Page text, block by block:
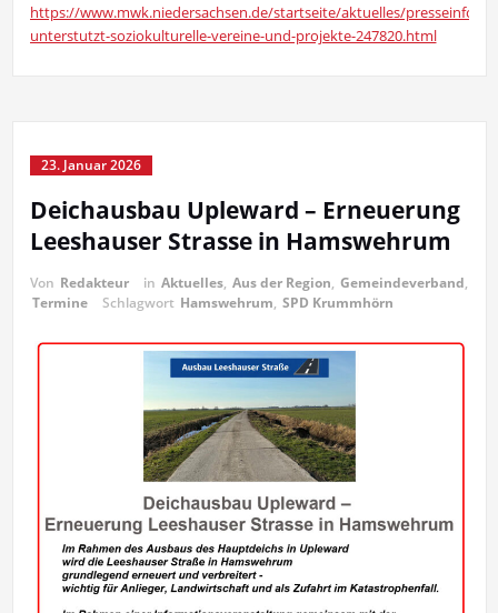
https://www.mwk.niedersachsen.de/startseite/aktuelles/
unterstutzt-soziokulturelle-vereine-und-projekte-247820.html
23. Januar 2026
Deichausbau Upleward – Erneuerung
Leeshauser Strasse in Hamswehrum
Von Redakteur in Aktuelles, Aus der Region, Gemeindeverband,
Termine
Schlagwort Hamswehrum, SPD Krummhörn